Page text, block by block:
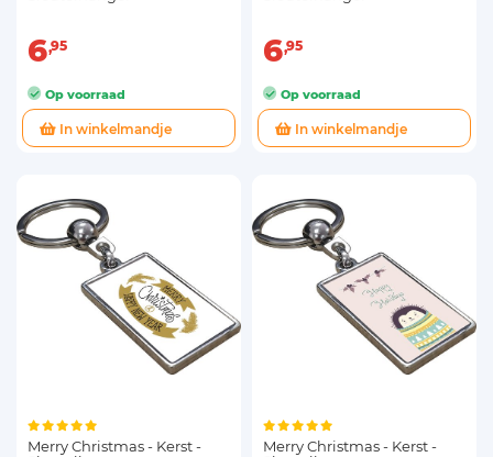
6 95
Op voorraad
In winkelmandje
6 95
Op voorraad
In winkelmandje
Merry Christmas - Kerst -
Merry Christmas - Kerst -